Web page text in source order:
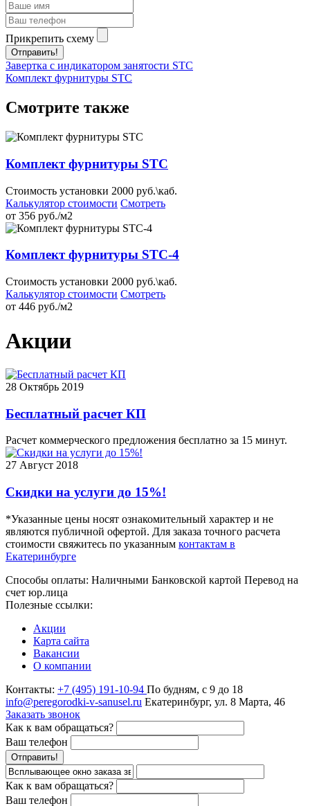
Прикрепить схему
Отправить!
Завертка с индикатором занятости STC
Комплект фурнитуры STC
Смотрите также
Комплект фурнитуры STC
Стоимость установки 2000 руб.\каб.
Калькулятор стоимости Смотреть
от 356 руб./м2
Комплект фурнитуры STC-4
Стоимость установки 2000 руб.\каб.
Калькулятор стоимости Смотреть
от 446 руб./м2
Акции
28 Октябрь 2019
Бесплатный расчет КП
Расчет коммерческого предложения бесплатно за 15 минут.
27 Август 2018
Скидки на услуги до 15%!
*Указанные цены носят ознакомительный характер и не
являются публичной офертой. Для заказа точного расчета
стоимости свяжитесь по указанным контактам в
Екатеринбурге
Способы оплаты: Наличными Банковской картой Перевод на
счет юр.лица
Полезные ссылки:
Акции
Карта сайта
Вакансии
О компании
Контакты: +7 (495) 191-10-94 По будням, с 9 до 18
info@peregorodki-v-sanusel.ru Екатеринбург, ул. 8 Марта, 46
Заказать звонок
Как к вам обращаться?
Ваш телефон
Отправить!
Как к вам обращаться?
Ваш телефон